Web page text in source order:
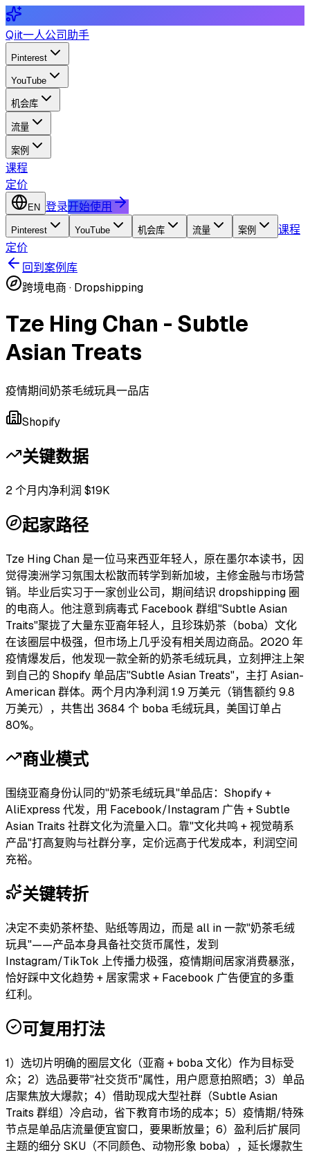
Qiit一人公司助手
Pinterest
YouTube
机会库
流量
案例
课程
定价
EN 登录开始使用
Pinterest YouTube 机会库 流量 案例
课程
定价
回到案例库
跨境电商 · Dropshipping
Tze Hing Chan - Subtle
Asian Treats
疫情期间奶茶毛绒玩具一品店
Shopify
关键数据
2 个月内净利润 $19K
起家路径
Tze Hing Chan 是一位马来西亚年轻人，原在墨尔本读书，因
觉得澳洲学习氛围太松散而转学到新加坡，主修金融与市场营
销。毕业后实习于一家创业公司，期间结识 dropshipping 圈
的电商人。他注意到病毒式 Facebook 群组"Subtle Asian
Traits"聚拢了大量东亚裔年轻人，且珍珠奶茶（boba）文化
在该圈层中极强，但市场上几乎没有相关周边商品。2020 年
疫情爆发后，他发现一款全新的奶茶毛绒玩具，立刻押注上架
到自己的 Shopify 单品店"Subtle Asian Treats"，主打 Asian-
American 群体。两个月内净利润 1.9 万美元（销售额约 9.8
万美元），共售出 3684 个 boba 毛绒玩具，美国订单占
80%。
商业模式
围绕亚裔身份认同的"奶茶毛绒玩具"单品店：Shopify +
AliExpress 代发，用 Facebook/Instagram 广告 + Subtle
Asian Traits 社群文化为流量入口。靠"文化共鸣 + 视觉萌系
产品"打高复购与社群分享，定价远高于代发成本，利润空间
充裕。
关键转折
决定不卖奶茶杯垫、贴纸等周边，而是 all in 一款"奶茶毛绒
玩具"——产品本身具备社交货币属性，发到
Instagram/TikTok 上传播力极强，疫情期间居家消费暴涨，
恰好踩中文化趋势 + 居家需求 + Facebook 广告便宜的多重
红利。
可复用打法
1）选切片明确的圈层文化（亚裔 + boba 文化）作为目标受
众；2）选品要带"社交货币"属性，用户愿意拍照晒；3）单品
店聚焦放大爆款；4）借助现成大型社群（Subtle Asian
Traits 群组）冷启动，省下教育市场的成本；5）疫情期/特殊
节点是单品店流量便宜窗口，要果断放量；6）盈利后扩展同
主题的细分 SKU（不同颜色、动物形象 boba），延长爆款生